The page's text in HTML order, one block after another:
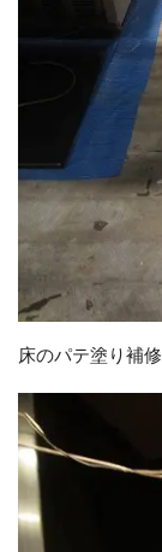
床のパテ塗り補修